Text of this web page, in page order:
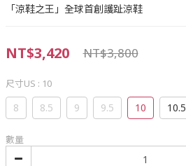
「涼鞋之王」全球首創護趾涼鞋
NT$3,420 NT$3,800
尺寸US : 10
8 8.5 9 9.5 10 10.5
數量